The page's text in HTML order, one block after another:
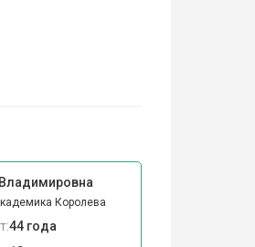
Королева
44 года